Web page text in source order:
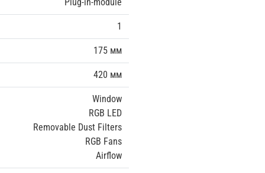
1
175 мм
420 мм
Window
RGB LED
Removable Dust Filters
RGB Fans
Airflow